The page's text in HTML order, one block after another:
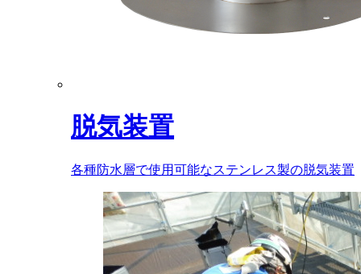
脱気装置
各種防水層で使用可能なステンレス製の脱気装置